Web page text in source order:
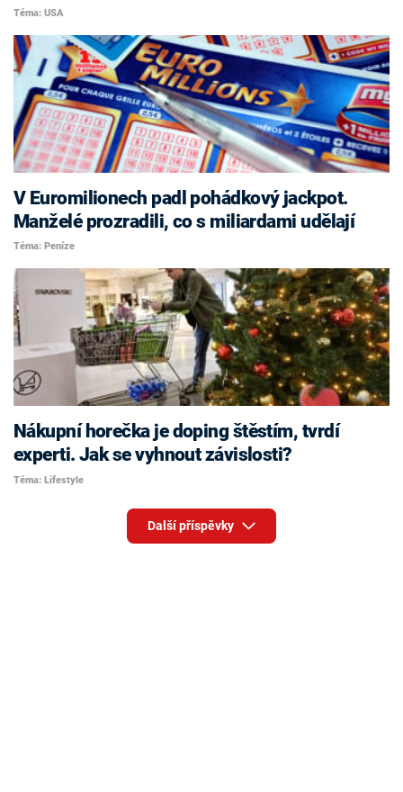
Téma: USA
V Euromilionech padl pohádkový jackpot.
Manželé prozradili, co s miliardami udělají
Téma: Peníze
Nákupní horečka je doping štěstím, tvrdí
experti. Jak se vyhnout závislosti?
Téma: Lifestyle
Další příspěvky